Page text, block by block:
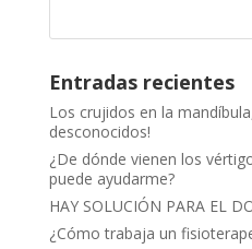
Entradas recientes
Los crujidos en la
desconocidos!
¿De dónde vienen los
puede ayudarme?
HAY SOLUCIÓN PARA EL
¿Cómo trabaja un